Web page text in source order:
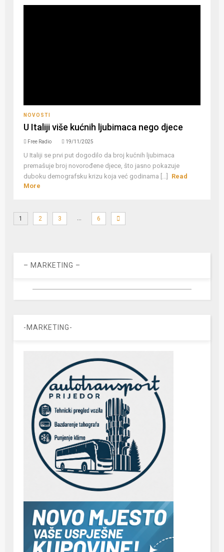
NOVOSTI
U Italiji više kućnih ljubimaca nego djece
Free Radio 19/11/2025
U Italiji se prvi put dogodilo da broj kućnih ljubimaca
premašuje broj novorođene djece, što jasno pokazuje
duboku demografsku krizu koja već godinama [...]
Read
More
1 2 3 … 6
– MARKETING –
-MARKETING-